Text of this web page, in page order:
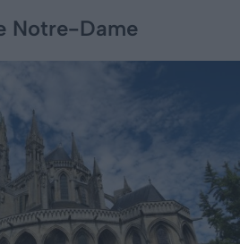
Notre-Dame